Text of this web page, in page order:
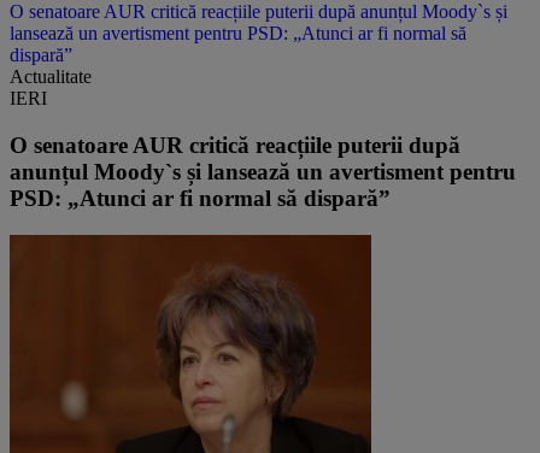
O senatoare AUR critică reacțiile puterii după anunțul Moody`s și
lansează un avertisment pentru PSD: „Atunci ar fi normal să
dispară”
Actualitate
IERI
O senatoare AUR critică reacțiile puterii după
anunțul Moody`s și lansează un avertisment pentru
PSD: „Atunci ar fi normal să dispară”